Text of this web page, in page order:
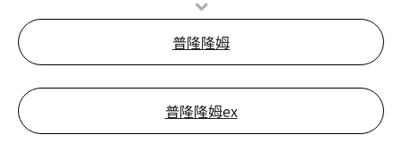
普隆隆姆
普隆隆姆ex